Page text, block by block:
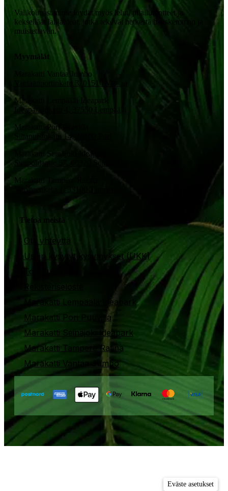
Valikoimastamme löydät myös lelut pilailutuotteet ja
kekseliäät lahjaideat
, jotka tekevät hetkestä hauskemman ja
muistettavan.
Myymälät
Marakatti Vantaa Jumbo
Vantaanportinkatu 3, 01510 Vantaa
Marakatti Lempäälä Ideapark
Ideaparkinkatu 4, 37550 Lempäälä
Marakatti Pori Puuvilla
Siltapuistokatu 14, 28100 Pori
Marakatti Seinäjoki Ideapark
Suupohjantie 57, 60320 Seinäjoki
Marakatti Tampere Ratina
Vuolteenkatu 1, 33100 Tampere
Tietoa meistä
Ota yhteyttä
Usein kysytyt kysymykset (UKK)
Toimitusehdot
Rekisteriseloste
Marakatti Lempäälä Ideapark
Marakatti Pori Puuvilla
Marakatti Seinäjoki Ideapark
Marakatti Tampere Ratina
Marakatti Vantaa Jumbo
Eväste asetukset